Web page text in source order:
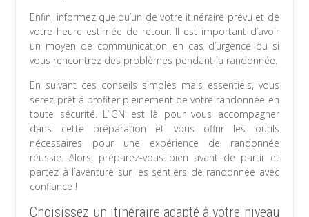
Enfin, informez quelqu’un de votre itinéraire prévu et de
votre heure estimée de retour. Il est important d’avoir
un moyen de communication en cas d’urgence ou si
vous rencontrez des problèmes pendant la randonnée.
En suivant ces conseils simples mais essentiels, vous
serez prêt à profiter pleinement de votre randonnée en
toute sécurité. L’IGN est là pour vous accompagner
dans cette préparation et vous offrir les outils
nécessaires pour une expérience de randonnée
réussie. Alors, préparez-vous bien avant de partir et
partez à l’aventure sur les sentiers de randonnée avec
confiance !
Choisissez un itinéraire adapté à votre niveau